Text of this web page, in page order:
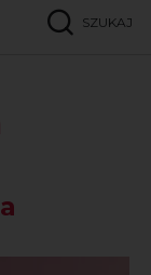
SZUKAJ